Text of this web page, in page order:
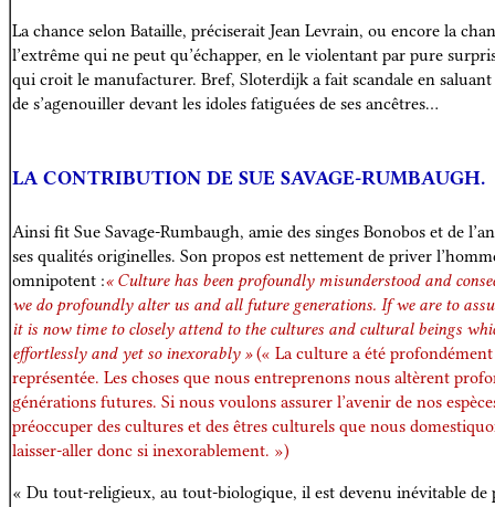
La chance selon Bataille, préciserait Jean Levrain, ou encore la
l’extrême qui ne peut qu’échapper, en le violentant par pure
qui croit le manufacturer. Bref, Sloterdijk a fait scandale en
de s’agenouiller devant les idoles fatiguées de ses ancêtres…
LA CONTRIBUTION DE SUE SAVAGE-RUMBAUGH.
Ainsi fit Sue Savage-Rumbaugh, amie des singes Bonobos et de
ses qualités originelles. Son propos est nettement de priver
omnipotent :« Culture has been profoundly misunderstood and
we do profoundly alter us and all future generations. If we are to
it is now time to closely attend to the cultures and cultural beings
effortlessly and yet so inexorably » (« La culture a été
représentée. Les choses que nous entreprenons nous altèrent
générations futures. Si nous voulons assurer l’avenir de nos
préoccuper des cultures et des êtres culturels que nous
laisser-aller donc si inexorablement. »)
« Du tout-religieux, au tout-biologique, il est devenu inévitable de